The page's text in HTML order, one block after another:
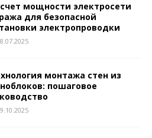
мощности электросети
для безопасной
электропроводки
монтажа стен из
пошаговое